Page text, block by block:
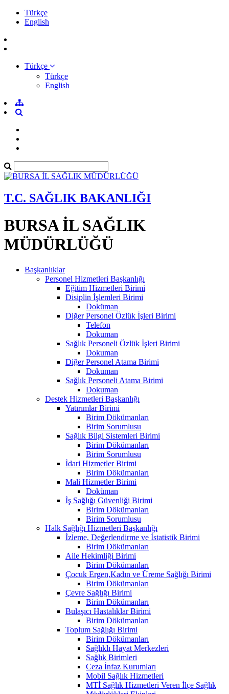
Türkçe
English
Türkçe
Türkçe
English
T.C. SAĞLIK BAKANLIĞI
BURSA İL SAĞLIK
MÜDÜRLÜĞÜ
Başkanlıklar
Personel Hizmetleri Başkanlığı
Eğitim Hizmetleri Birimi
Disiplin İşlemleri Birimi
Doküman
Diğer Personel Özlük İşleri Birimi
Telefon
Dokuman
Sağlık Personeli Özlük İşleri Birimi
Dokuman
Diğer Personel Atama Birimi
Dokuman
Sağlık Personeli Atama Birimi
Dokuman
Destek Hizmetleri Başkanlığı
Yatırımlar Birimi
Birim Dökümanları
Birim Sorumlusu
Sağlık Bilgi Sistemleri Birimi
Birim Dökümanları
Birim Sorumlusu
İdari Hizmetler Birimi
Birim Dökümanları
Mali Hizmetler Birimi
Doküman
İş Sağlığı Güvenliği Birimi
Birim Dökümanları
Birim Sorumlusu
Halk Sağlığı Hizmetleri Başkanlığı
İzleme, Değerlendirme ve İstatistik Birimi
Birim Dökümanları
Aile Hekimliği Birimi
Birim Dökümanları
Çocuk Ergen,Kadın ve Üreme Sağlığı Birimi
Birim Dökümanları
Çevre Sağlığı Birimi
Birim Dökümanları
Bulaşıcı Hastalıklar Birimi
Birim Dökümanları
Toplum Sağlığı Birimi
Birim Dökümanları
Sağlıklı Hayat Merkezleri
Sağlık Birimleri
Ceza İnfaz Kurumları
Mobil Sağlık Hizmetleri
MTİ Sağlık Hizmetleri Veren İlçe Sağlık